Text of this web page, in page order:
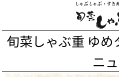
旬菜しゃぶ重 ゆ
ニ